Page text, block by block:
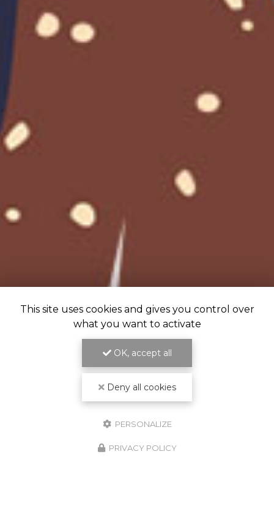
This site uses cookies and gives you control over
what you want to activate
OK, accept all
Deny all cookies
PERSONALIZE
PRIVACY POLICY